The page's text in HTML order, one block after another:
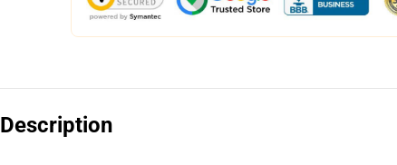
Description